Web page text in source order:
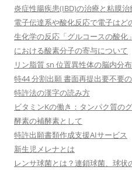
炎症性腸疾患(IBD)の治療と粘膜
電子伝達系や酸化反応で電子はど
生化学の反応「グルコースの酸
における酸素分子の寄与について
リン脂質 sn 位置異性体の脳内分
特44 分割出願 書面再提出要不要
特許法の漢字の読み方
ビタミンKの働き：タンパク質の
酵素の補酵素として
特許出願書類作成支援AIサービス
新生児メレナとは
レンサ球菌とは？連鎖球菌、球